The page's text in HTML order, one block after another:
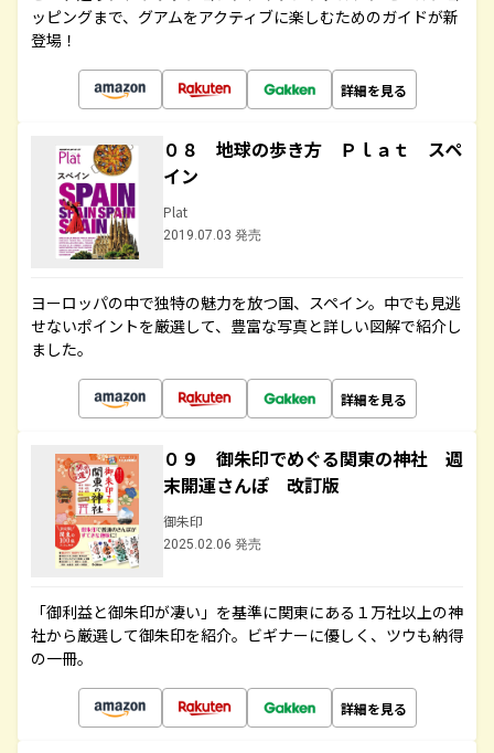
ッピングまで、グアムをアクティブに楽しむためのガイドが新
登場！
詳細を見る
０８ 地球の歩き方 Ｐｌａｔ スペ
イン
Plat
2019.07.03 発売
ヨーロッパの中で独特の魅力を放つ国、スペイン。中でも見逃
せないポイントを厳選して、豊富な写真と詳しい図解で紹介し
ました。
詳細を見る
０９ 御朱印でめぐる関東の神社 週
末開運さんぽ 改訂版
御朱印
2025.02.06 発売
「御利益と御朱印が凄い」を基準に関東にある１万社以上の神
社から厳選して御朱印を紹介。ビギナーに優しく、ツウも納得
の一冊。
詳細を見る